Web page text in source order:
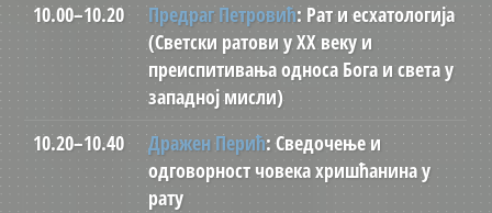
10.00–10.20
Предраг Петровић: Рат и есхатологија
(Светски ратови у XX веку и
преиспитивања односа Бога и света у
западној мисли)
10.20–10.40
Дражен Перић: Сведочење и
одговорност човека хришћанина у
рату